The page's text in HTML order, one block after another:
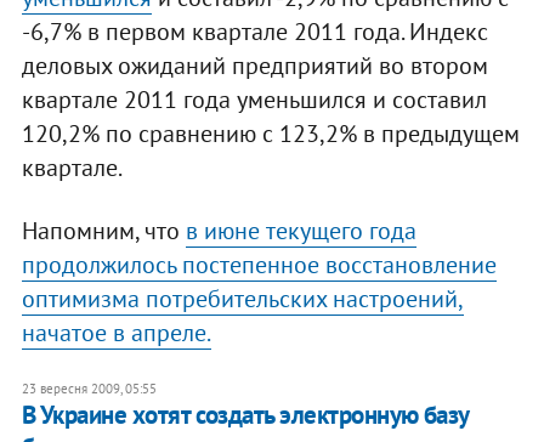
-6,7% в первом квартале 2011 года. Индекс
деловых ожиданий предприятий во втором
квартале 2011 года уменьшился и составил
120,2% по сравнению с 123,2% в предыдущем
квартале.
Напомним, что в июне текущего года
продолжилось постепенное восстановление
оптимизма потребительских настроений,
начатое в апреле.
23 вересня 2009, 05:55
В Украине хотят создать электронную базу